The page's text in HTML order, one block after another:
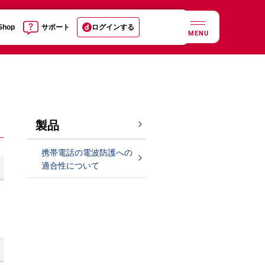
サポート ログインする
MENU
製品
携帯電話の電波防護への
適合性について